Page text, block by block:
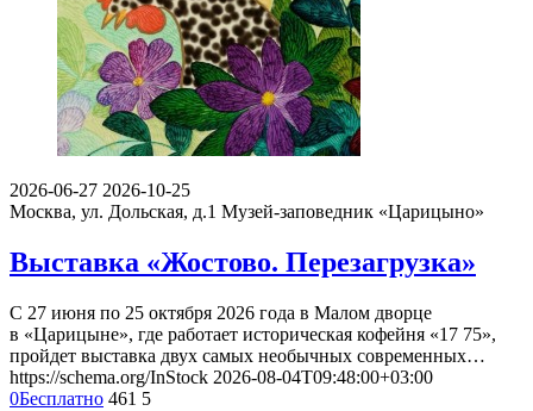
2026-06-27 2026-10-25
Москва, ул. Дольская, д.1 Музей-заповедник «Царицыно»
Выставка «Жостово. Перезагрузка»
С 27 июня по 25 октября 2026 года в Малом дворце
в «Царицыне», где работает историческая кофейня «17 75»,
пройдет выставка двух самых необычных современных…
https://schema.org/InStock 2026-08-04T09:48:00+03:00
0Бесплатно 461 5